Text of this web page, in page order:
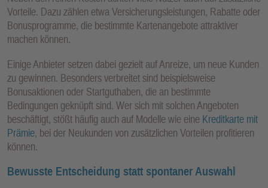
Vorteile. Dazu zählen etwa Versicherungsleistungen, Rabatte oder
Bonusprogramme, die bestimmte Kartenangebote attraktiver
machen können.
Einige Anbieter setzen dabei gezielt auf Anreize, um neue Kunden
zu gewinnen. Besonders verbreitet sind beispielsweise
Bonusaktionen oder Startguthaben, die an bestimmte
Bedingungen geknüpft sind. Wer sich mit solchen Angeboten
beschäftigt, stößt häufig auch auf Modelle wie eine Kreditkarte mit
Prämie, bei der Neukunden von zusätzlichen Vorteilen profitieren
können.
Bewusste Entscheidung statt spontaner Auswahl